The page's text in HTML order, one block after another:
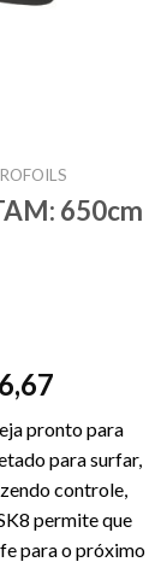
650cm
pronto para
para surfar,
controle,
permite que
para o próximo